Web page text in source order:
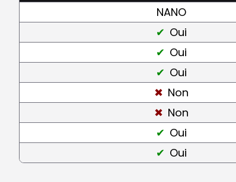
NANO
Oui
Oui
Oui
Non
Non
Oui
Oui